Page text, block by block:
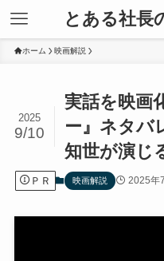
とある社長
ホーム 映画解説
実話を映画
ー』ネタバ
知世が演じ
2025
9/10
ＰＲ 映画解説 2025年